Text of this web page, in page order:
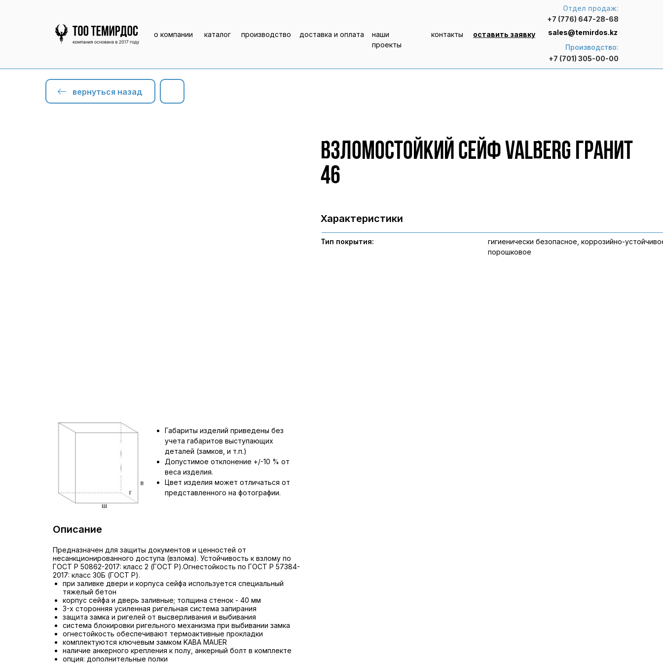
контакты оставить заявку
наши
проекты
производство доставка и оплата
каталог
о компании
Отдел продаж:
+7 (776) 647-28-68
Производство:
+7 (701) 305-00-00
sales@temirdos.kz
вернуться назад
Взломостойкий сейф VALBERG ГРАНИТ
46
Описание
Предназначен для защиты документов и ценностей от
несанкционированного доступа (взлома). Устойчивость к взлому по
ГОСТ Р 50862-2017: класс 2 (ГОСТ Р).Огнестойкость по ГОСТ Р 57384-
2017: класс 30Б (ГОСТ Р).
при заливке двери и корпуса сейфа используется специальный
тяжелый бетон
корпус сейфа и дверь заливные; толщина стенок - 40 мм
3-х сторонняя усиленная ригельная система запирания
защита замка и ригелей от высверливания и выбивания
система блокировки ригельного механизма при выбивании замка
огнестойкость обеспечивают термоактивные прокладки
комплектуются ключевым замком KABA MAUER
наличие анкерного крепления к полу, анкерный болт в комплекте
опция: дополнительные полки
Габариты изделий приведены без
учета габаритов выступающих
деталей (замков, и т.п.)
Допустимое отклонение +/-10 % от
веса изделия.
Цвет изделия может отличаться от
представленного на фотографии.
Характеристики
гигиенически безопасное, коррозийно-
порошковое
Тип покрытия: